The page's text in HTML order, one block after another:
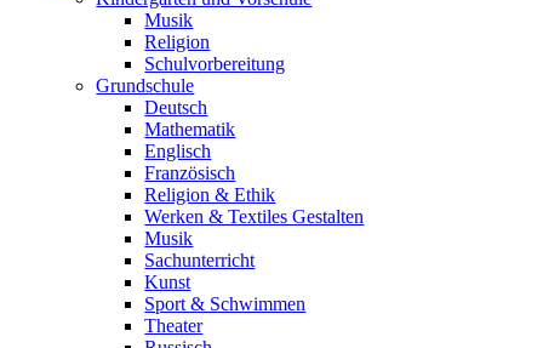
Musik
Religion
Schulvorbereitung
Grundschule
Deutsch
Mathematik
Englisch
Französisch
Religion & Ethik
Werken & Textiles Gestalten
Musik
Sachunterricht
Kunst
Sport & Schwimmen
Theater